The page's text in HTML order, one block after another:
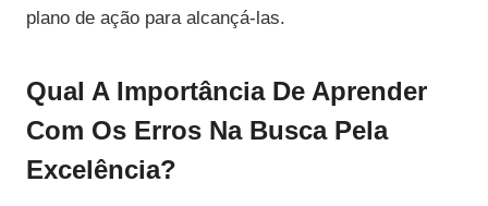
plano de ação para alcançá-las.
Qual A Importância De Aprender
Com Os Erros Na Busca Pela
Excelência?